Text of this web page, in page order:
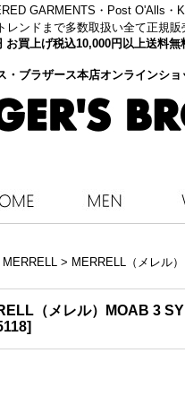
GARMENTS・ Post O'Alls・
レンドまで多数取扱い全て正規
お買上げ税込10,000円以上送料無
・ブラザース本店オンラインショ
MERRELL > MERRELL（メレル
（メレル）MOAB 3
]